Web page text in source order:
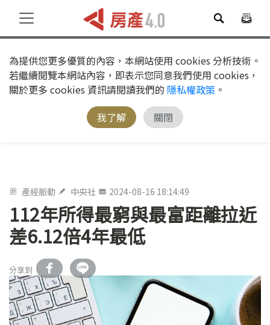
為提供您更多優質的內容，本網站使用 cookies 分析技術。
若繼續閱覽本網站內容，即表示您同意我們使用 cookies，
關於更多 cookies 資訊請閱讀我們的 隱私權政策 。
我了解
關閉
產經脈動 中央社 2024-08-16 18:14:49
112年所得最窮與最富距離拉近
差6.12倍4年最低
分享到